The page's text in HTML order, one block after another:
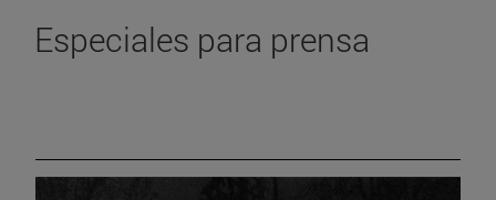
Especiales para prensa